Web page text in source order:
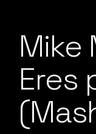
Mike
Eres